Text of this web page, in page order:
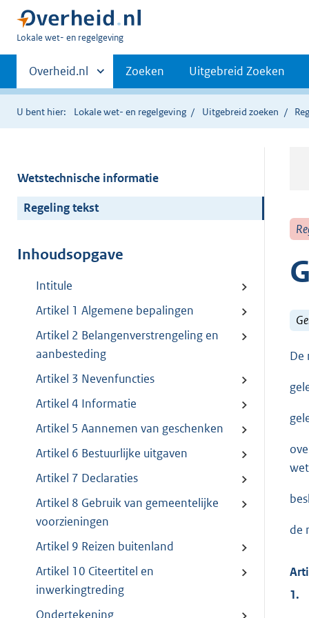
U
hier:
Lokale wet- en regelgeving
Primaire
navigatie
Andere
sites
binnen
Overheid.nl Zoeken Uitgebreid Zoeken
U bent hier: Lokale wet- en regelgeving Uitgebreid zoeken
Wetstechnische informatie
Regeling tekst
Inhoudsopgave
Intitule
Artikel 1 Algemene bepalingen
Artikel 2 Belangenverstrengeling en
aanbesteding
Artikel 3 Nevenfuncties
Artikel 4 Informatie
Artikel 5 Aannemen van geschenken
Artikel 6 Bestuurlijke uitgaven
Artikel 7 Declaraties
Artikel 8 Gebruik van gemeentelijke
voorzieningen
Artikel 9 Reizen buitenland
Artikel 10 Citeertitel en
inwerkingtreding
Ondertekening
De
de
1.